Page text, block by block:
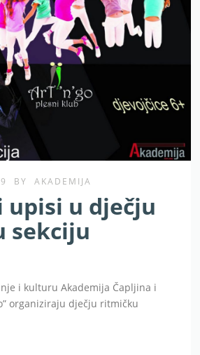
BY AKADEMIJA
upisi u dječju
sekciju
i kulturu Akademija Čapljina i
organiziraju dječju ritmičku